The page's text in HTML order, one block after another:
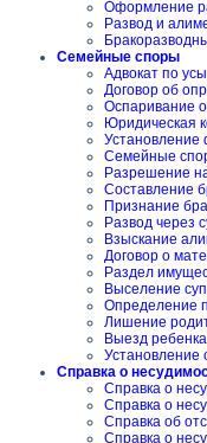
Оформление
Развод и
Семейные споры
Адвокат по
Договор об
Оспаривание
Юридическая
Установление
Семейные
Разрешение
Составление
Признание
Развод через
Взыскание
Договор о
Раздел
Выселение
Определение
Лишение
Выезд
Установление
Справка о
Справка о
Справка о
Справка об
Справка о